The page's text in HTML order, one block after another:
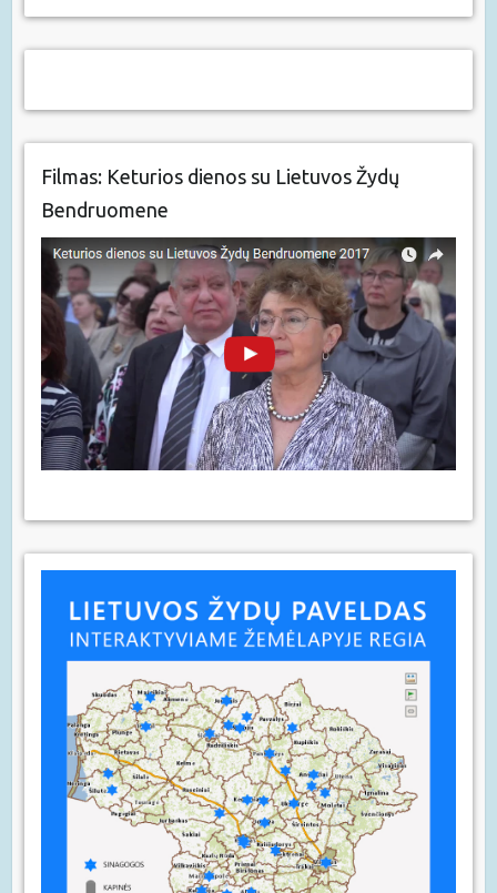
Filmas: Keturios dienos su Lietuvos Žydų
Bendruomene